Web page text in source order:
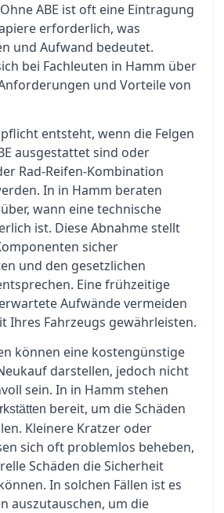
ABE ist oft eine Eintragung
erforderlich, was
und Aufwand bedeutet.
bei Fachleuten in Hamm über
und Vorteile von
entsteht, wenn die Felgen
ausgestattet sind oder
Rad-Reifen-Kombination
In in Hamm beraten
wann eine technische
ist. Diese Abnahme stellt
sicher
und den gesetzlichen
Eine frühzeitige
Aufwände vermeiden
Ihres Fahrzeugs gewährleisten.
können eine kostengünstige
darstellen, jedoch nicht
sein. In in Hamm stehen
bereit, um die Schäden
Kleinere Kratzer oder
sich oft problemlos beheben,
Schäden die Sicherheit
In solchen Fällen ist es
auszutauschen, um die